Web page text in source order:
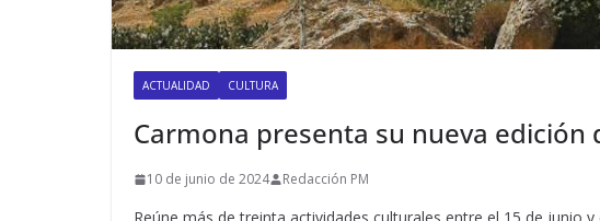
ACTUALIDAD CULTURA
Carmona presenta su nueva edición
10 de junio de 2024 Redacción PM